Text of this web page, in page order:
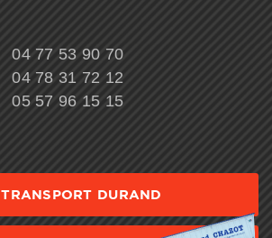
04 77 53 90 70
04 78 31 72 12
05 57 96 15 15
TRANSPORT DURAND